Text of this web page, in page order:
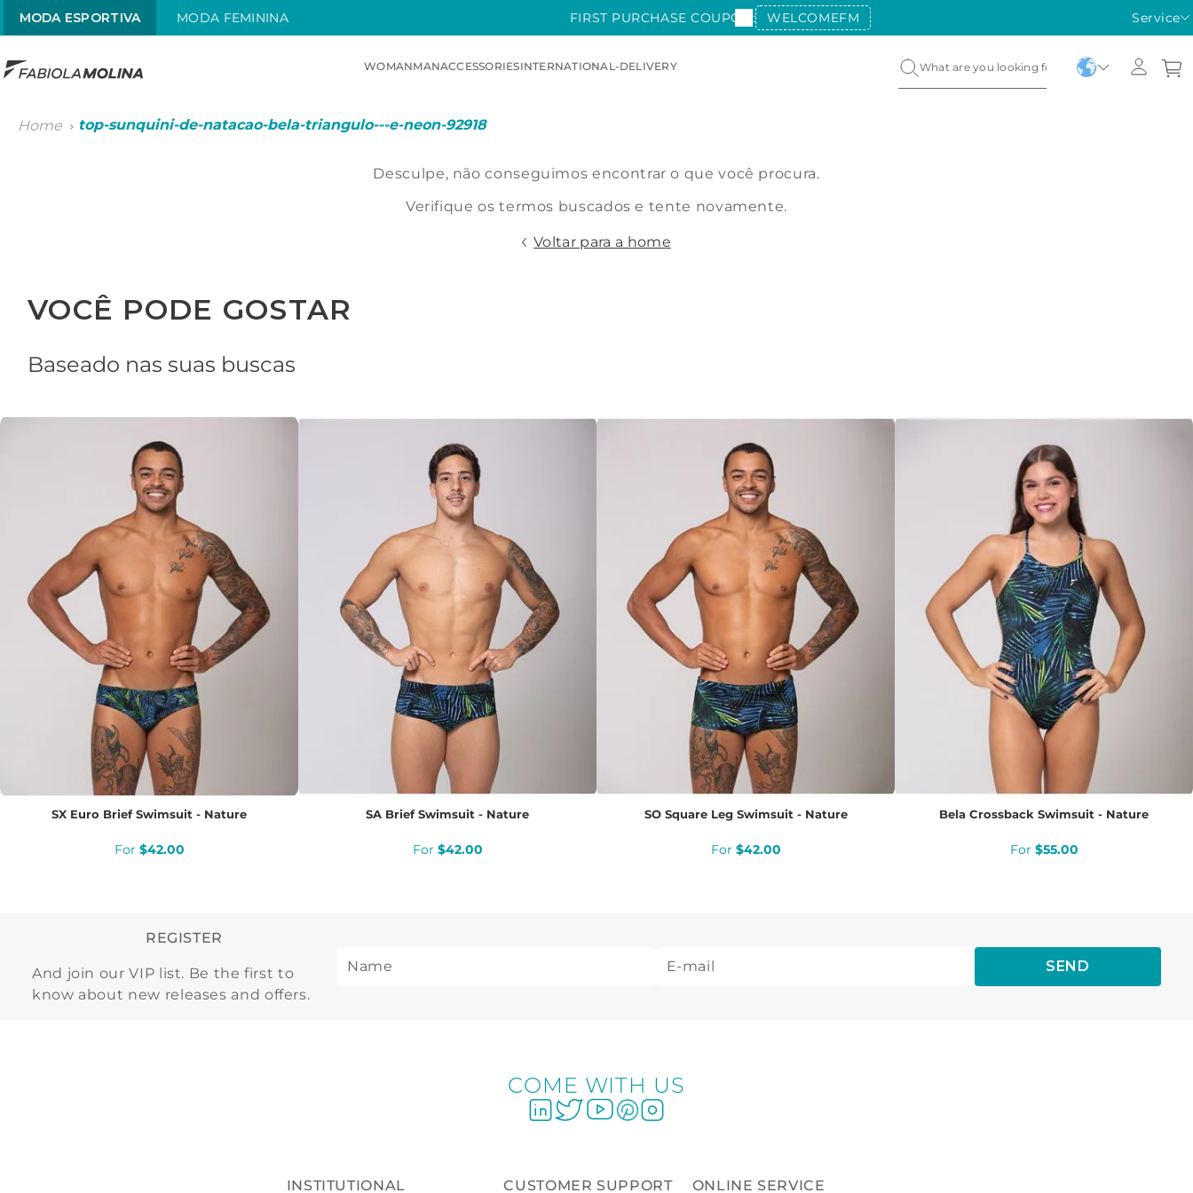
MODA ESPORTIVA MODA FEMININA FIRST PURCHASE COUPON: WELCOMEFM Service
WOMANMANACCESSORIESINTERNATIONAL-DELIVERY
top-sunquini-de-natacao-bela-triangulo---e-neon-92918
Desculpe, não conseguimos encontrar o que você procura.
Verifique os termos buscados e tente novamente.
Voltar para a home
VOCÊ PODE GOSTAR
Baseado nas suas buscas
SX Euro Brief Swimsuit - Nature
$42.00
SA Brief Swimsuit - Nature
$42.00
SO Square Leg Swimsuit - Nature
$42.00
Bela Crossback Swimsuit - Nature
$55.00
REGISTER
And join our VIP list. Be the first to
know about new releases and offers.
SEND
COME WITH US
INSTITUTIONAL CUSTOMER SUPPORT ONLINE SERVICE
1. sunquini
6 . chamas